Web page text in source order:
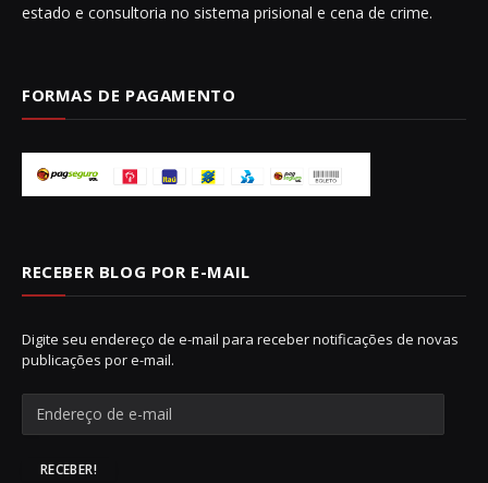
estado e consultoria no sistema prisional e cena de crime.
FORMAS DE PAGAMENTO
RECEBER BLOG POR E-MAIL
Digite seu endereço de e-mail para receber notificações de novas
publicações por e-mail.
RECEBER!